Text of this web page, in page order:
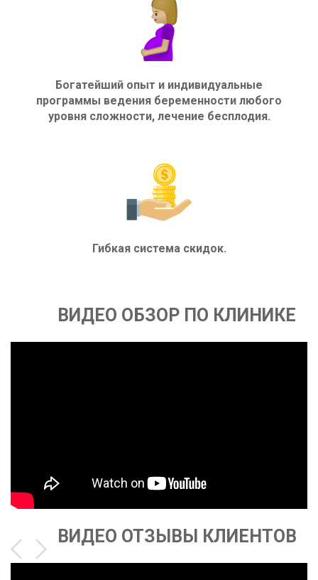
Богатейший опыт и индивидуальные
программы ведения беременности любого
уровня сложности, лечение бесплодия.
Гибкая система скидок.
ВИДЕО ОБЗОР ПО КЛИНИКЕ
ВИДЕО ОТЗЫВЫ КЛИЕНТОВ